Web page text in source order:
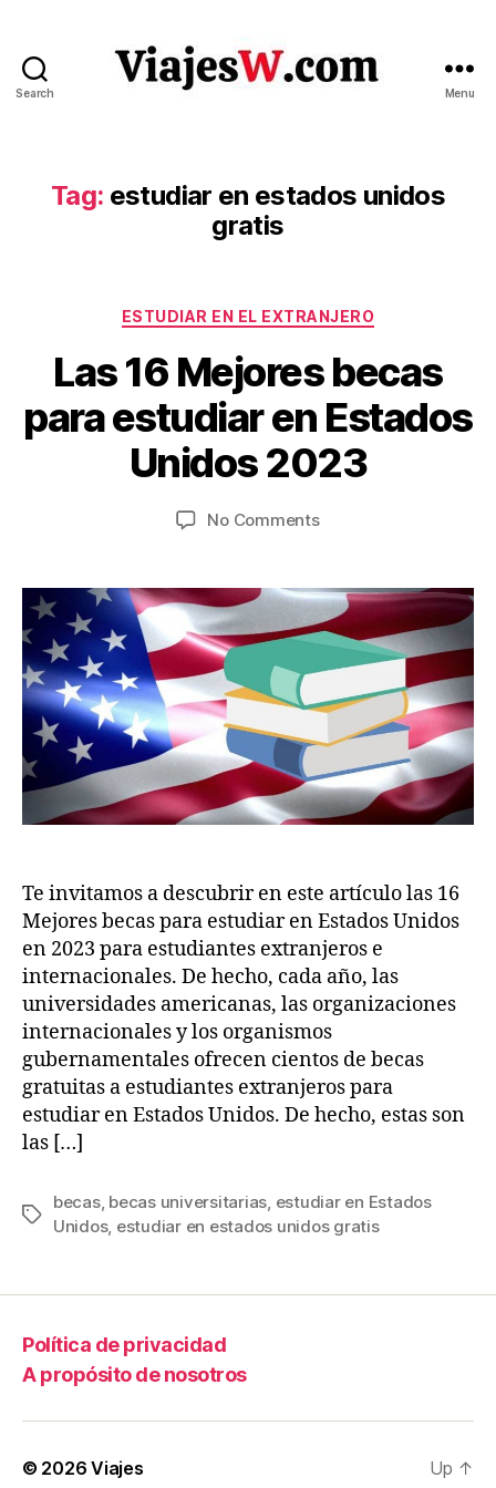
Search Menu
Tag: estudiar en estados unidos
gratis
Categories
ESTUDIAR EN EL EXTRANJERO
Las 16 Mejores becas
para estudiar en Estados
Unidos 2023
author
y
V
ia
s
o
date
e
t
e
m
e
2
2
2
No Commentson
Mejores
becas
para
estudiar
Estados
Unidos
Te invitamos a descubrir en este artículo las 16
Mejores becas para estudiar en Estados Unidos
en 2023 para estudiantes extranjeros e
internacionales. De hecho, cada año, las
universidades americanas, las organizaciones
internacionales y los organismos
gubernamentales ofrecen cientos de becas
gratuitas a estudiantes extranjeros para
estudiar en Estados Unidos. De hecho, estas son
las […]
Tags
becas, becas universitarias estudiar en Estados
Unidos, estudiar en estados unidos gratis
Política de privacidad
A propósito de nosotros
© 2026Viajes Up ↑